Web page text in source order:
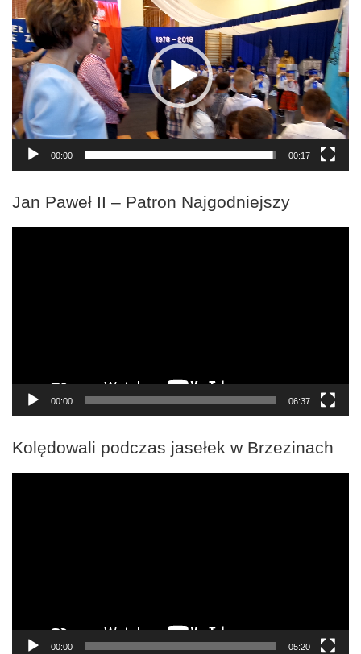
video
00:00 00:17
Jan Paweł II – Patron Najgodniejszy
00:00 06:37
Kolędowali podczas jasełek w Brzezinach
00:00 05:20